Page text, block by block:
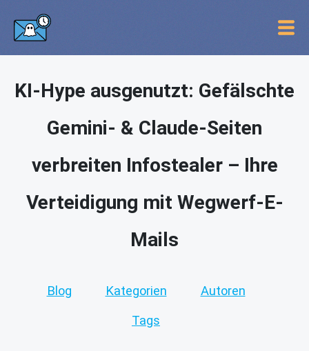
KI-Hype ausgenutzt: Gefälschte
Gemini- & Claude-Seiten
verbreiten Infostealer – Ihre
Verteidigung mit Wegwerf-E-
Mails
Blog Kategorien Autoren
Tags